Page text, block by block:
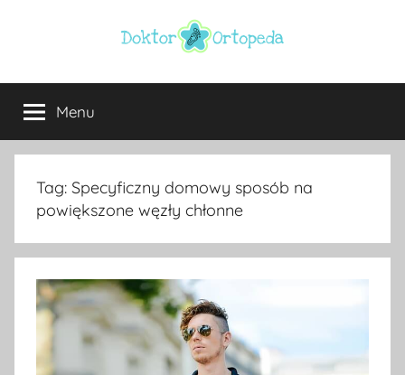
Doktor
ortopeda
Warszawa
usg
Warszawa,
ginekolog,
urolog,
Menu
Tag: Specyficzny domowy sposób na
powiększone węzły chłonne